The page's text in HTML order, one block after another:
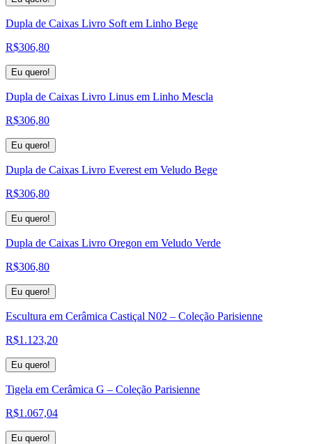
Dupla de Caixas Livro Soft em Linho Bege
R$306,80
Eu quero!
Dupla de Caixas Livro Linus em Linho Mescla
R$306,80
Eu quero!
Dupla de Caixas Livro Everest em Veludo Bege
R$306,80
Eu quero!
Dupla de Caixas Livro Oregon em Veludo Verde
R$306,80
Eu quero!
Escultura em Cerâmica Castiçal N02 – Coleção Parisienne
R$1.123,20
Eu quero!
Tigela em Cerâmica G – Coleção Parisienne
R$1.067,04
Eu quero!